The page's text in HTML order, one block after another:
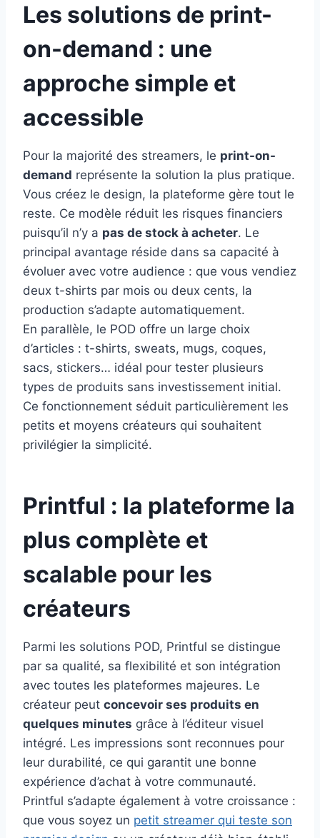
Les solutions de print-
on-demand : une
approche simple et
accessible
Pour la majorité des streamers, le print-on-
demand représente la solution la plus pratique.
Vous créez le design, la plateforme gère tout le
reste. Ce modèle réduit les risques financiers
puisqu’il n’y a pas de stock à acheter. Le
principal avantage réside dans sa capacité à
évoluer avec votre audience : que vous vendiez
deux t-shirts par mois ou deux cents, la
production s’adapte automatiquement.
En parallèle, le POD offre un large choix
d’articles : t-shirts, sweats, mugs, coques,
sacs, stickers… idéal pour tester plusieurs
types de produits sans investissement initial.
Ce fonctionnement séduit particulièrement les
petits et moyens créateurs qui souhaitent
privilégier la simplicité.
Printful : la plateforme la
plus complète et
scalable pour les
créateurs
Parmi les solutions POD, Printful se distingue
par sa qualité, sa flexibilité et son intégration
avec toutes les plateformes majeures. Le
créateur peut concevoir ses produits en
quelques minutes grâce à l’éditeur visuel
intégré. Les impressions sont reconnues pour
leur durabilité, ce qui garantit une bonne
expérience d’achat à votre communauté.
Printful s’adapte également à votre croissance :
que vous soyez un petit streamer qui teste son